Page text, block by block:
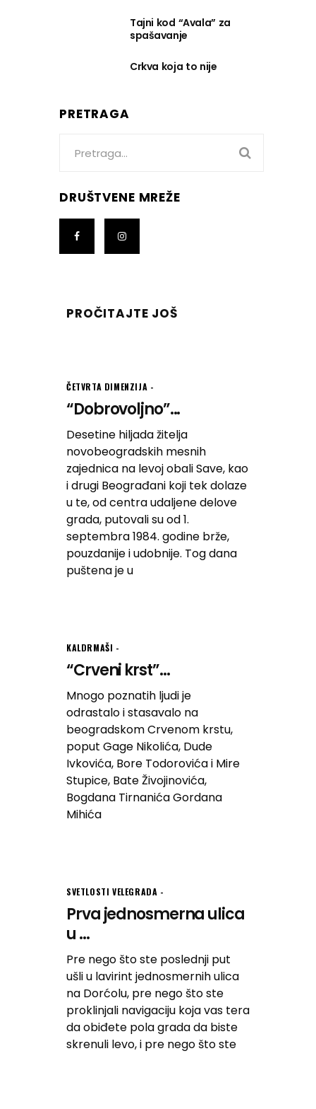
Tajni kod “Avala” za
spašavanje
Crkva koja to nije
PRETRAGA
DRUŠTVENE MREŽE
PROČITAJTE JOŠ
ČETVRTA DIMENZIJA
“Dobrovoljno”...
Desetine hiljada žitelja
novobeogradskih mesnih
zajednica na levoj obali Save, kao
i drugi Beograđani koji tek dolaze
u te, od centra udaljene delove
grada, putovali su od 1.
septembra 1984. godine brže,
pouzdanije i udobnije. Tog dana
puštena je u
KALDRMAŠI
“Crveni krst”...
Mnogo poznatih ljudi je
odrastalo i stasavalo na
beogradskom Crvenom krstu,
poput Gage Nikolića, Dude
Ivkovića, Bore Todorovića i Mire
Stupice, Bate Živojinovića,
Bogdana Tirnanića Gordana
Mihića
SVETLOSTI VELEGRADA
Prva jednosmerna ulica
u ...
Pre nego što ste poslednji put
ušli u lavirint jednosmernih ulica
na Dorćolu, pre nego što ste
proklinjali navigaciju koja vas tera
da obiđete pola grada da biste
skrenuli levo, i pre nego što ste